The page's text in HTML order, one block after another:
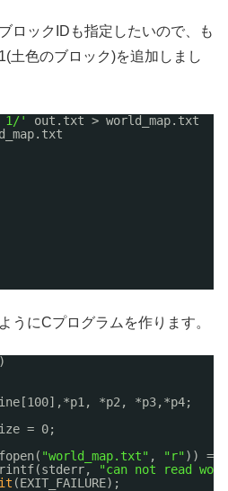
ロックIDも指定したいので、も
土色のブロック)を追加しまし
1/'
out.txt > world_map.txt
うにCプログラムを作ります。
*p2, *p3,*p4;
= 0;
"world_map.txt" , "r")) ==
fprintf(stderr,
"can not read
(EXIT_FAILURE);